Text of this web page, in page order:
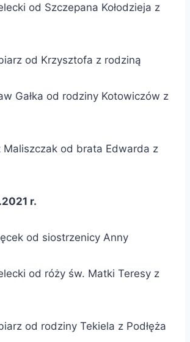
od Szczepana Kołodzieja z
od Krzysztofa z rodziną
Gałka od rodziny Kotowiczów z
Maliszczak od brata Edwarda z
r.
od siostrzenicy Anny
od róży św. Matki Teresy z
od rodziny Tekiela z Podłęża